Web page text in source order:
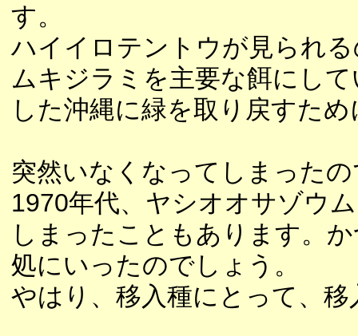
す。
ハイイロテントウが見られ
ムキジラミを主要な餌にし
した沖縄に緑を取り戻すた
突然いなくなってしまった
1970年代、ヤシオオサゾウ
しまったこともあります。
処にいったのでしょう。
やはり、移入種にとって、